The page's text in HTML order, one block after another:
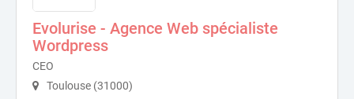
Evolurise - Agence Web spécialiste
Wordpress
CEO
Toulouse (31000)